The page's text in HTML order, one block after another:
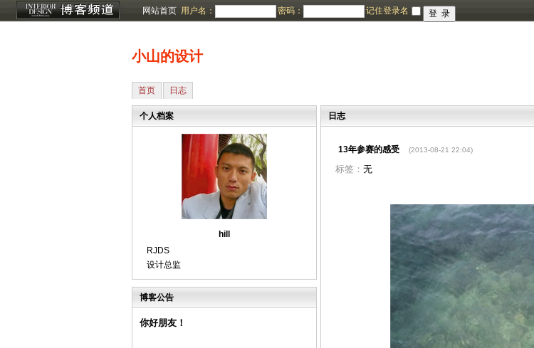
网站首页 用户名： 密码： 记住登录名
小山的设计
首页 日志
个人档案
hill
RJDS
设计总监
博客公告
你好朋友！
日志
13年参赛的感受 (2013-08-21 22:04)
标签： 无